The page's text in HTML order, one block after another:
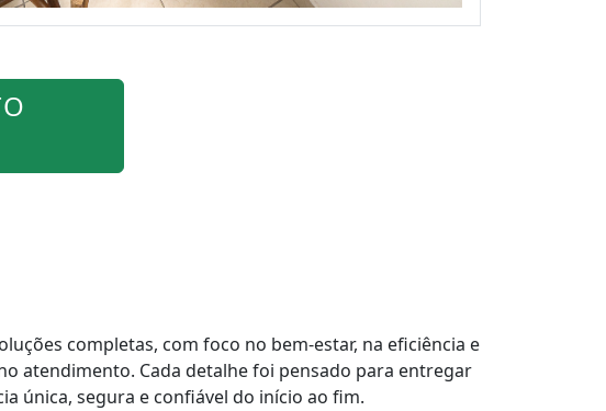
completas, com foco no bem-estar, na eficiência e
atendimento. Cada detalhe foi pensado para entregar
única, segura e confiável do início ao fim.